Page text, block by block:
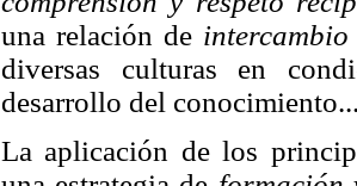
una relación de
diversas culturas en
desarrollo del
La aplicación de los